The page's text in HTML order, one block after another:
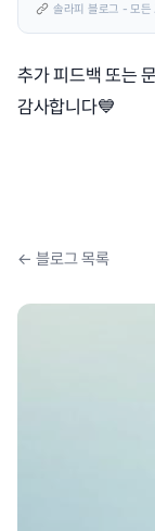
는지 미리 테스트할 수
리고자 합니다! [”자동화
하는지 미리 검증하는 역
솔라피 블로그 - 모든
추가 피드백 또는
감사합니다💙
← 블로그 목록